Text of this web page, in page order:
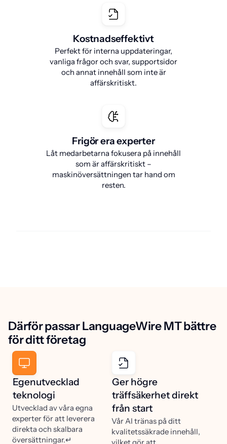
Kostnadseffektivt
Perfekt för interna uppdateringar,
vanliga frågor och svar, supportsidor
och annat innehåll som inte är
affärskritiskt.
Frigör era experter
Låt medarbetarna fokusera på innehåll
som är affärskritiskt –
maskinöversättningen tar hand om
resten.
Därför passar LanguageWire MT bättre
för ditt företag
Egenutvecklad
teknologi
Utvecklad av våra egna
experter för att leverera
direkta och skalbara
översättningar.↵
Ger högre
träffsäkerhet direkt
från start
Vår AI tränas på ditt
kvalitetssäkrade innehåll,